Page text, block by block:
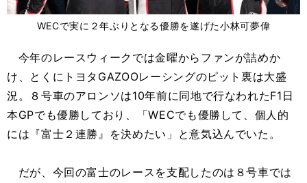
WECで実に２年ぶりとなる優勝を遂げた小林可夢偉
今年のレースウィークでは金曜からファンが詰めか
け、とくにトヨタGAZOOレーシングのピット裏は大盛
況。８号車のアロンソは10年前に同地で行なわれたF1日
本GPでも優勝しており、「WECでも優勝して、個人的
には『富士２連勝』を決めたい」と意気込んでいた。
だが、今回の富士のレースを支配したのは８号車では